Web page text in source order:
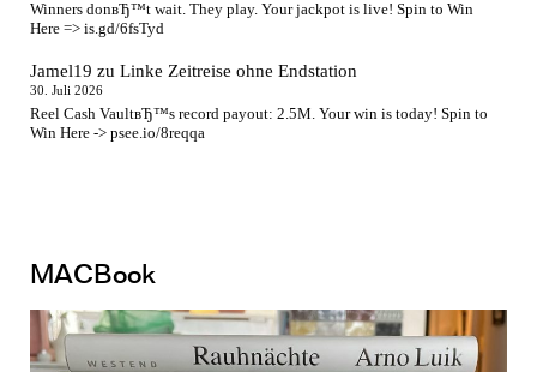
Winners donвЂ™t wait. They play. Your jackpot is live! Spin to Win
Here => is.gd/6fsTyd
Jamel19 zuLinke Zeitreise ohne Endstation
30. Juli 2026
Reel Cash VaultвЂ™s record payout: 2.5M. Your win is today! Spin to
Win Here -> psee.io/8reqqa
MACBook